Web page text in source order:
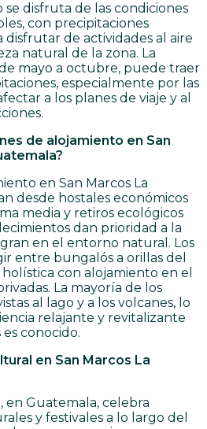
se disfruta de las condiciones
con precipitaciones
disfrutar de actividades al aire
natural de la zona. La
mayo a octubre, puede traer
especialmente por las
a los planes de viaje y al
de alojamiento en San
en San Marcos La
desde hostales económicos
media y retiros ecológicos
dan prioridad a la
en el entorno natural. Los
entre bungalós a orillas del
con alojamiento en el
La mayoría de los
al lago y a los volcanes, lo
relajante y revitalizante
conocido.
en San Marcos La
en Guatemala, celebra
y festivales a lo largo del